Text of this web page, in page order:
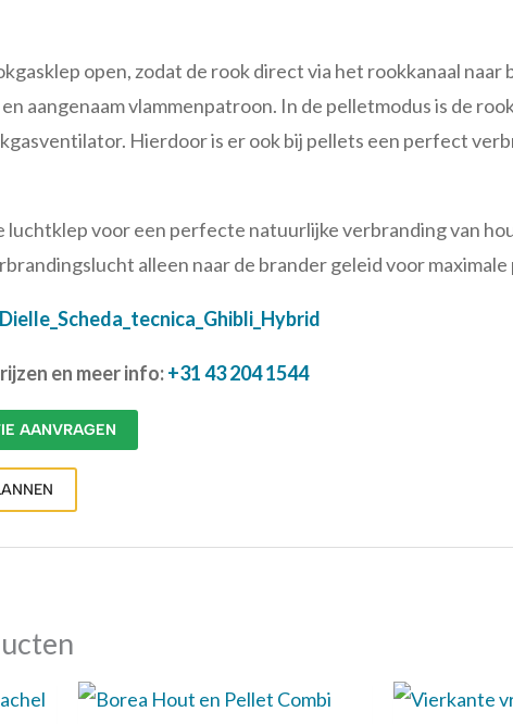
open, zodat de rook direct via het rookkanaal
aangenaam vlammenpatroon. In de pelletmodus is de
Hierdoor is er ook bij pellets een perfect
luchtklep voor een perfecte natuurlijke verbranding van
alleen naar de brander geleid voor maximale
Dielle_Scheda_tecnica_Ghibli_Hybrid
en meer info:+31 43 204 1544
AANVRAGEN